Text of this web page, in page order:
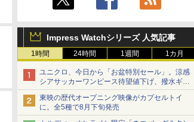
Impress Watchシリーズ 人気記事
1時間 24時間 1週間 1カ月
ユニクロ、今日から「お盆特別セール」。涼感
シアサッカーワンピース待望値下げ、撥水ギア
ショーツは1990円に
東映の歴代オープニング映像がカプセルトイ
に。全5種で8月下旬発売